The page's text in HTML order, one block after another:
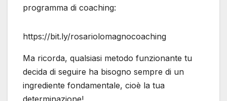
programma di coaching:
https://bit.ly/rosariolomagnocoaching
Ma ricorda, qualsiasi metodo funzionante tu
decida di seguire ha bisogno sempre di un
ingrediente fondamentale, cioè la tua